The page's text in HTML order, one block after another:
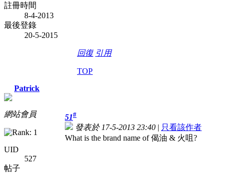
註冊時間
8-4-2013
最後登錄
20-5-2015
回復 引用
TOP
Patrick
網站會員
UID
527
帖子
51#
發表於 17-5-2013 23:40 | 只看該作者
What is the brand name of 偈油 & 火咀?